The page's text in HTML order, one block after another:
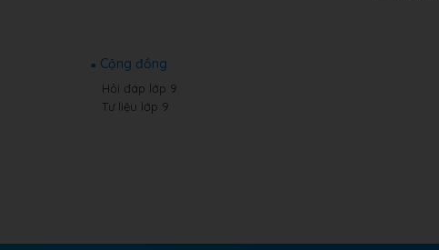
Cộng đồng
Hỏi đáp lớp 9
Tư liệu lớp 9